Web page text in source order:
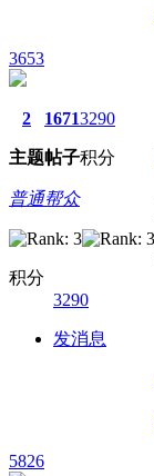
3653
2
主题
1671
帖子
3290
积分
普通帮众
积分
3290
发消息
5826